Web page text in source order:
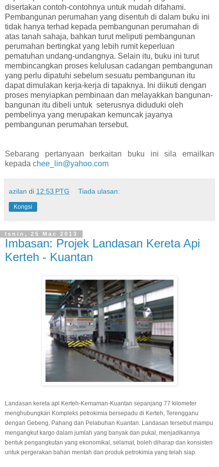
disertakan contoh-contohnya untuk mudah difahami.
Pembangunan perumahan yang disentuh di dalam buku ini
tidak hanya terhad kepada pembangunan perumahan di
atas tanah sahaja, bahkan turut meliputi pembangunan
perumahan bertingkat yang lebih rumit keperluan
pematuhan undang-undangnya. Selain itu, buku ini turut
membincangkan proses kelulusan cadangan pembangunan
yang perlu dipatuhi sebelum sesuatu pembangunan itu
dapat dimulakan kerja-kerja di tapaknya. Ini diikuti dengan
proses menyiapkan pembinaan dan melayakkan bangunan-
bangunan itu dibeli untuk seterusnya diduduki oleh
pembelinya yang merupakan kemuncak jayanya
pembangunan perumahan tersebut.
Sebarang pertanyaan berkaitan buku ini sila emailkan
kepada chee_lin@yahoo.com
azilan di 12:53 PTG Tiada ulasan:
Kongsi
Isnin, 25 Mac 2013
Imbasan: Projek Landasan Kereta Api
Kerteh - Kuantan
Landasan kereta api Kerteh-Kemaman-Kuantan sepanjang 77 kilometer
menghubungkan Kompleks petrokimia bersepadu di Kerteh, Terengganu
dengan Gebeng, Pahang dan Pelabuhan Kuantan. Landasan tersebut mampu
mengangkut kargo dalam jumlah yang banyak dan pukal, menjadikannya
bentuk pengangkutan yang ekonomikal, selamat, boleh diharap dan konsisten
untuk pergerakan bahan mentah dan produk petrokimia yang telah siap.